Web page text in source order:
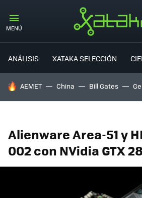
MENÚ
ANÁLISIS XATAKA SELECCIÓN
HOY SE HABLA DE
AEMET China Bill Gates
Alienware Area-51 y
002 con NVidia GTX